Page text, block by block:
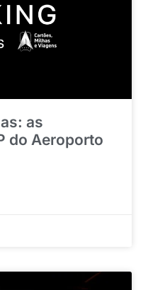
as
do Aeroporto